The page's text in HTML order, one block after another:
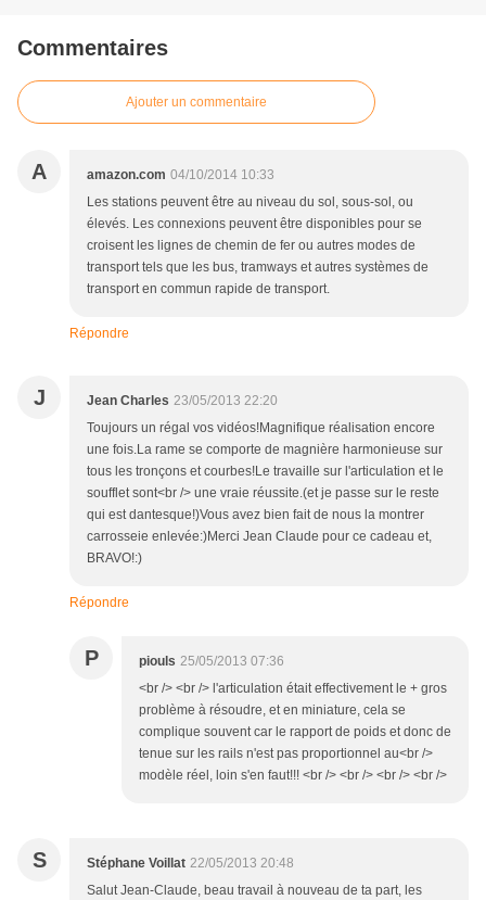
Commentaires
Ajouter un commentaire
A amazon.com 04/10/2014 10:33
Les stations peuvent être au niveau du sol, sous-sol, ou
élevés. Les connexions peuvent être disponibles pour se
croisent les lignes de chemin de fer ou autres modes de
transport tels que les bus, tramways et autres systèmes de
transport en commun rapide de transport.
Répondre
J Jean Charles 23/05/2013 22:20
Toujours un régal vos vidéos!Magnifique réalisation encore
une fois.La rame se comporte de magnière harmonieuse sur
tous les tronçons et courbes!Le travaille sur l'articulation et le
soufflet sont<br /> une vraie réussite.(et je passe sur le reste
qui est dantesque!)Vous avez bien fait de nous la montrer
carrosseie enlevée:)Merci Jean Claude pour ce cadeau et,
BRAVO!:)
Répondre
P piouls 25/05/2013 07:36
<br /> <br /> l'articulation était effectivement le + gros
problème à résoudre, et en miniature, cela se
complique souvent car le rapport de poids et donc de
tenue sur les rails n'est pas proportionnel au<br />
modèle réel, loin s'en faut!!! <br /> <br /> <br /> <br />
S Stéphane Voillat 22/05/2013 20:48
Salut Jean-Claude, beau travail à nouveau de ta part, les